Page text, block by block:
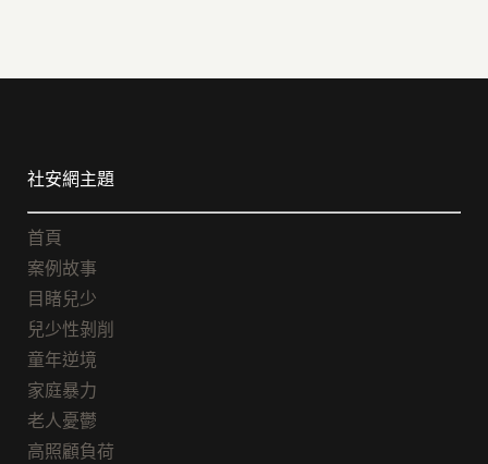
社安網主題
首頁
案例故事
目睹兒少
兒少性剝削
童年逆境
家庭暴力
老人憂鬱
高照顧負荷